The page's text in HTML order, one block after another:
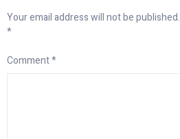
Your email address will not be published.
*
Comment*